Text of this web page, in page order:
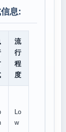
息:
流
行
程
度
Lo
w